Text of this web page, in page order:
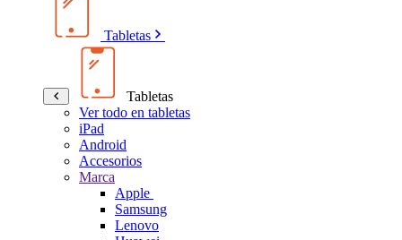
Tabletas
Tabletas
Ver todo en tabletas
iPad
Android
Accesorios
Marca
Apple
Samsung
Lenovo